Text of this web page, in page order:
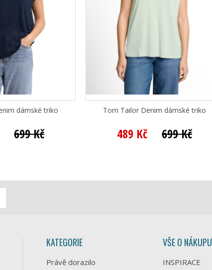
dámské triko
699 Kč
Tom Tailor Denim dámské triko
489 Kč 699 Kč
KATEGORIE
Právě dorazilo
VŠE O NÁKUPU
INSPIRACE